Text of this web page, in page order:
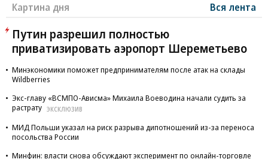
Картина дня Вся лента
Путин разрешил полностью
приватизировать аэропорт Шереметьево
Минэкономики поможет предпринимателям после атак на склады
Wildberries
Экс-главу «ВСМПО-Ависма» Михаила Воеводина начали судить за
растрату ЭКСКЛЮЗИВ
МИД Польши указал на риск разрыва дипотношений из-за переноса
посольства России
Минфин: власти снова обсуждают эксперимент по онлайн-торговле